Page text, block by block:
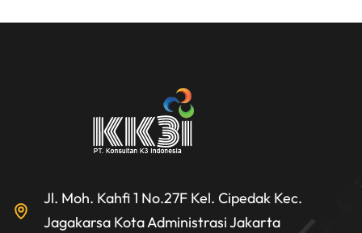
Jl. Moh. Kahfi 1 No.27F Kel. Cipedak Kec.
Jagakarsa Kota Administrasi Jakarta